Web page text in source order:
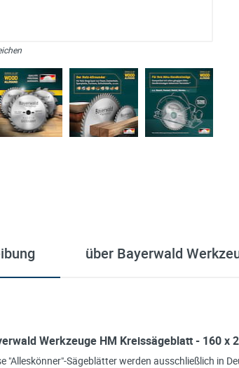
über Bayerwald
Werkzeuge HM Kreissägeblatt - 160 x
"Alleskönner"-Sägeblätter werden ausschließlich in